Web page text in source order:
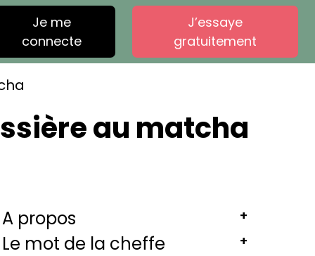
Je me
connecte
J’essaye
gratuitement
au matcha
A propos +
Le mot de la cheffe +